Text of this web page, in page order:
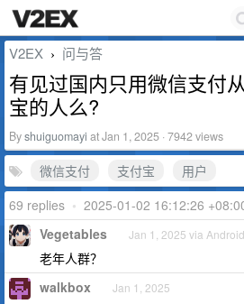
V2EX › 问与答
有见过国内只用微信支付
宝的人么?
Byshuiguomayi at Jan 1, 2025 · 7942 views
微信支付 支付宝
用户
69 replies • 2025-01-02 16:12:26
Vegetables Jan 1, 2025 via Android
老年人群？
walkbox Jan 1, 2025